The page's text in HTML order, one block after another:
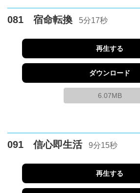
081 宿命転換 5分17秒
再生する
ダウンロード
6.07MB
091 信心即生活 9分15秒
再生する